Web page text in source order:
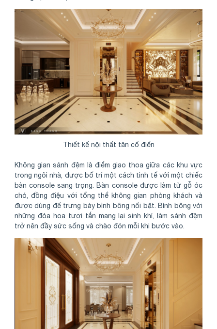
Thiết kế nội thất tân cổ điển
Không gian sảnh đệm là điểm giao thoa giữa các khu vực
trong ngôi nhà, được bố trí một cách tinh tế với một chiếc
bàn console sang trọng. Bàn console được làm từ gỗ óc
chó, đồng điệu với tổng thể không gian phòng khách và
được dùng để trưng bày bình bông nổi bật. Bình bông với
những đóa hoa tươi tắn mang lại sinh khí, làm sảnh đệm
trở nên đầy sức sống và chào đón mỗi khi bước vào.